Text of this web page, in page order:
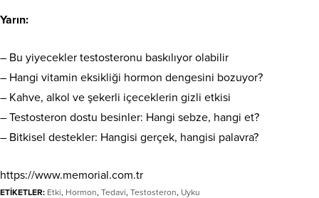
Yarın:
– Bu yiyecekler testosteronu baskılıyor olabilir
– Hangi vitamin eksikliği hormon dengesini bozuyor?
– Kahve, alkol ve şekerli içeceklerin gizli etkisi
– Testosteron dostu besinler: Hangi sebze, hangi et?
– Bitkisel destekler: Hangisi gerçek, hangisi palavra?
https://www.memorial.com.tr
ETİKETLER: Etki, Hormon, Tedavi, Testosteron, Uyku